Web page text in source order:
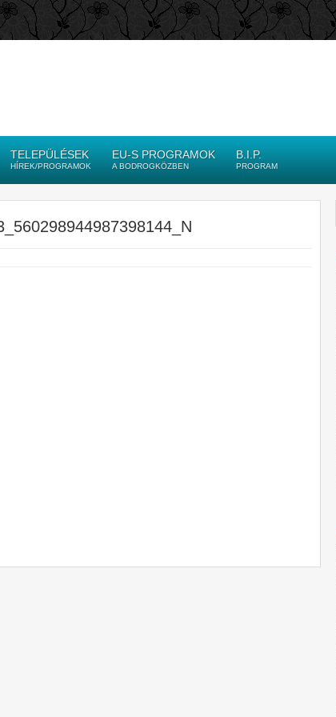
TELEPÜLÉSEK
HÍREK/PROGRAMOK
EU-S PROGRAMOK
A BODROGKÖZBEN
B.I.P.
PROGRAM